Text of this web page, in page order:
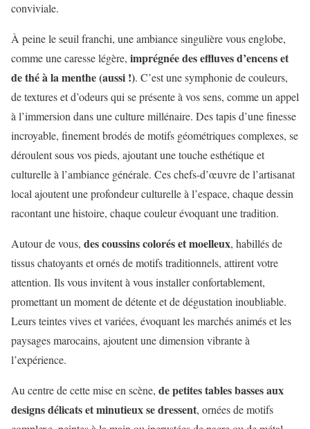
conviviale.
À peine le seuil franchi, une ambiance singulière vous englobe,
comme une caresse légère, imprégnée des effluves d’encens et
de thé à la menthe (aussi !). C’est une symphonie de couleurs,
de textures et d’odeurs qui se présente à vos sens, comme un appel
à l’immersion dans une culture millénaire. Des tapis d’une finesse
incroyable, finement brodés de motifs géométriques complexes, se
déroulent sous vos pieds, ajoutant une touche esthétique et
culturelle à l’ambiance générale. Ces chefs-d’œuvre de l’artisanat
local ajoutent une profondeur culturelle à l’espace, chaque dessin
racontant une histoire, chaque couleur évoquant une tradition.
Autour de vous, des coussins colorés et moelleux, habillés de
tissus chatoyants et ornés de motifs traditionnels, attirent votre
attention. Ils vous invitent à vous installer confortablement,
promettant un moment de détente et de dégustation inoubliable.
Leurs teintes vives et variées, évoquant les marchés animés et les
paysages marocains, ajoutent une dimension vibrante à
l’expérience.
Au centre de cette mise en scène, de petites tables basses aux
designs délicats et minutieux se dressent, ornées de motifs